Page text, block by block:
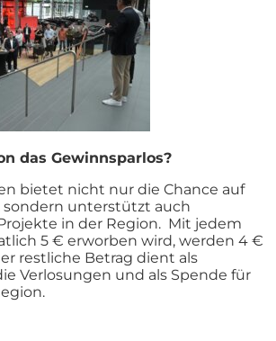
das Gewinnsparlos?
bietet nicht nur die Chance auf
sondern unterstützt auch
in der Region. Mit jedem
5 € erworben wird, werden 4 €
restliche Betrag dient als
Verlosungen und als Spende für